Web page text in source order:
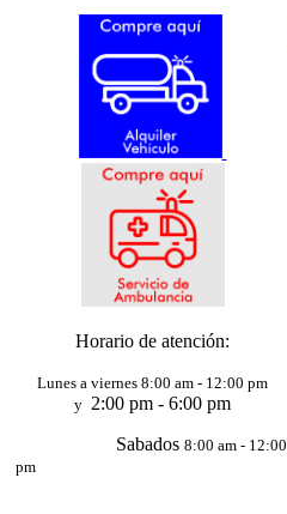
Horario de atención:
Lunes a viernes 8:00 am - 12:00 pm
y 2:00 pm - 6:00 pm
Sabados 8:00 am - 12:00
pm